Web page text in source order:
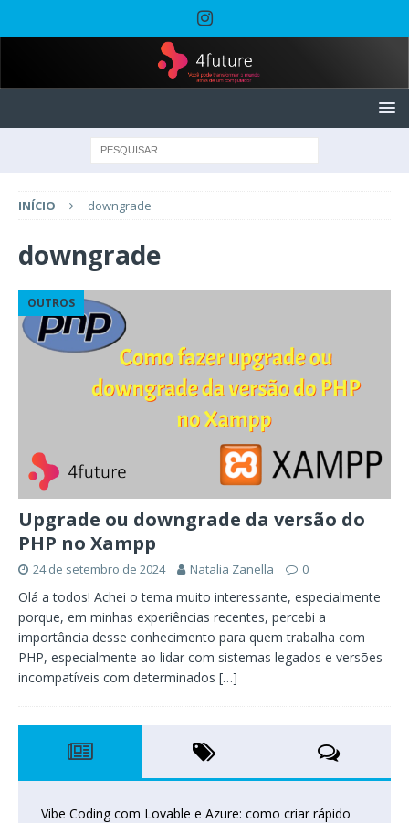
INÍCIO downgrade
downgrade
OUTROS
Upgrade ou downgrade da versão do
PHP no Xampp
24 de setembro de 2024 Natalia Zanella 0
Olá a todos! Achei o tema muito interessante, especialmente
porque, em minhas experiências recentes, percebi a
importância desse conhecimento para quem trabalha com
PHP, especialmente ao lidar com sistemas legados e versões
incompatíveis com determinados […]
Vibe Coding com Lovable e Azure: como criar rápido